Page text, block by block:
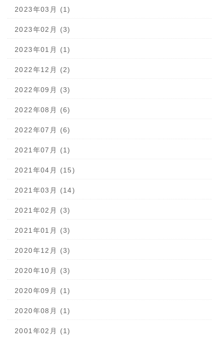
2023年03月 (1)
2023年02月 (3)
2023年01月 (1)
2022年12月 (2)
2022年09月 (3)
2022年08月 (6)
2022年07月 (6)
2021年07月 (1)
2021年04月 (15)
2021年03月 (14)
2021年02月 (3)
2021年01月 (3)
2020年12月 (3)
2020年10月 (3)
2020年09月 (1)
2020年08月 (1)
2001年02月 (1)